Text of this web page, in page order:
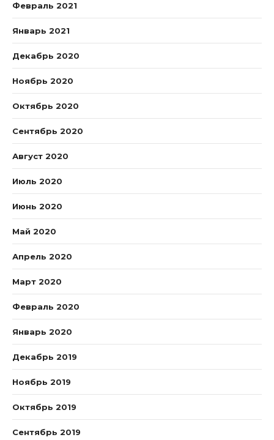
Февраль 2021
Январь 2021
Декабрь 2020
Ноябрь 2020
Октябрь 2020
Сентябрь 2020
Август 2020
Июль 2020
Июнь 2020
Май 2020
Апрель 2020
Март 2020
Февраль 2020
Январь 2020
Декабрь 2019
Ноябрь 2019
Октябрь 2019
Сентябрь 2019